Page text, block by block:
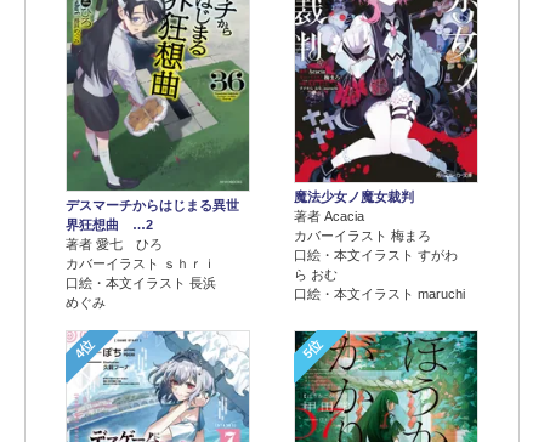
デスマーチからはじまる異世
界狂想曲 …2
著者 愛七 ひろ
カバーイラスト ｓｈｒｉ
口絵・本文イラスト 長浜
めぐみ
魔法少女ノ魔女裁判
著者 Acacia
カバーイラスト 梅まろ
口絵・本文イラスト すがわ
ら おむ
口絵・本文イラスト maruchi
4位 5位